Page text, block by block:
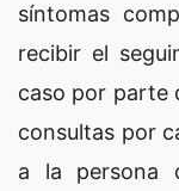
síntomas
recibir el
caso por parte
consultas por
a la persona